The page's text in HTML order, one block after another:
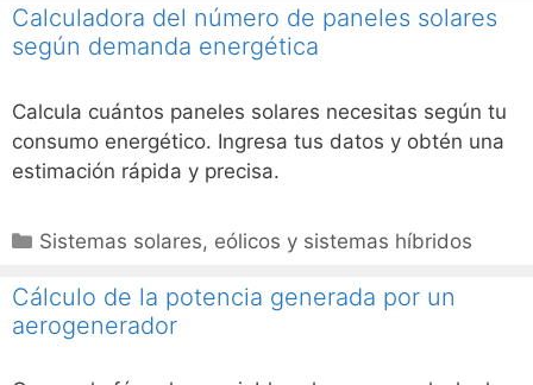
Calculadora del número de paneles solares
según demanda energética
Calcula cuántos paneles solares necesitas según tu
consumo energético. Ingresa tus datos y obtén una
estimación rápida y precisa.
Categorías
Sistemas solares, eólicos y sistemas híbridos
Cálculo de la potencia generada por un
aerogenerador